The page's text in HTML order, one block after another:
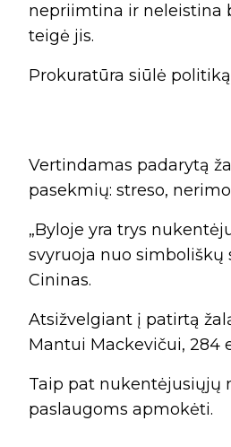
nepriimtina ir neleistina
teigė jis.
Prokuratūra siūlė
Vertindamas padarytą
pasekmių: streso,
„Byloje yra trys
svyruoja nuo simboliškų
Cininas.
Atsižvelgiant į patirtą
Mantui Mackevičui, 284
Taip pat nukentėjusiųjų
paslaugoms apmokėti.